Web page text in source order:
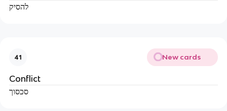
להסיק
41 New cards
Conflict
סכסוך